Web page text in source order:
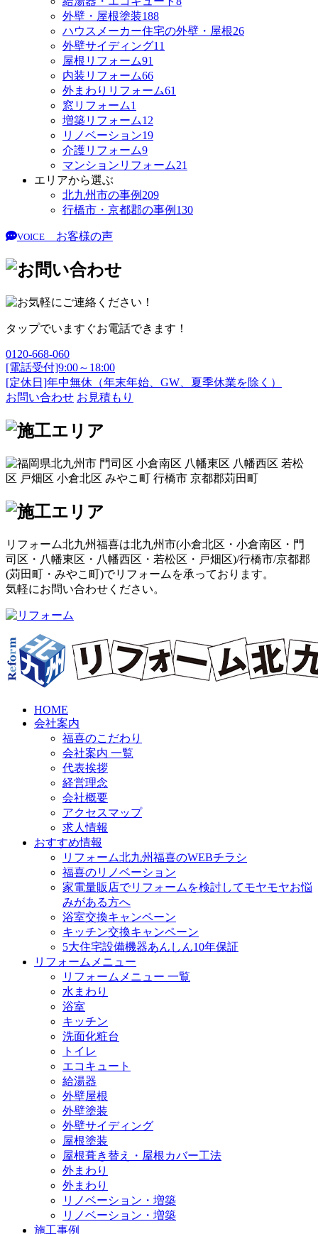
外壁・屋根塗装188
ハウスメーカー住宅の外壁・屋根26
外壁サイディング11
屋根リフォーム91
内装リフォーム66
外まわりリフォーム61
窓リフォーム1
増築リフォーム12
リノベーション19
介護リフォーム9
マンションリフォーム21
エリアから選ぶ
北九州市の事例 209
行橋市・京都郡の事例 130
VOICE お客様の声
タップでいますぐお電話できます！
0120-668-060
[電話受付]9:00～18:00
[定休日]年中無休（年末年始、GW、夏季休業を除く）
お問い合わせ お見積もり
リフォーム北九州福喜は北九州市(小倉北区 ・ 小倉南区 ・ 門
司区 ・ 八幡東区 ・ 八幡西区 ・ 若松区 ・ 戸畑区)/行橋市/京都郡
(苅田町 ・ みやこ町)でリフォームを承っております。
気軽にお問い合わせください。
HOME
会社案内
福喜のこだわり
会社案内 一覧
代表挨拶
経営理念
会社概要
アクセスマップ
求人情報
おすすめ情報
リフォーム北九州福喜のWEBチラシ
福喜のリノベーション
家電量販店でリフォームを検討してモヤモヤお悩
みがある方へ
浴室交換キャンペーン
キッチン交換キャンペーン
5大住宅設備機器あんしん10年保証
リフォームメニュー
リフォームメニュー 一覧
水まわり
浴室
キッチン
洗面化粧台
トイレ
エコキュート
給湯器
外壁屋根
外壁塗装
外壁サイディング
屋根塗装
屋根葺き替え・屋根カバー工法
外まわり
外まわり
リノベーション・増築
リノベーション・増築
施工事例